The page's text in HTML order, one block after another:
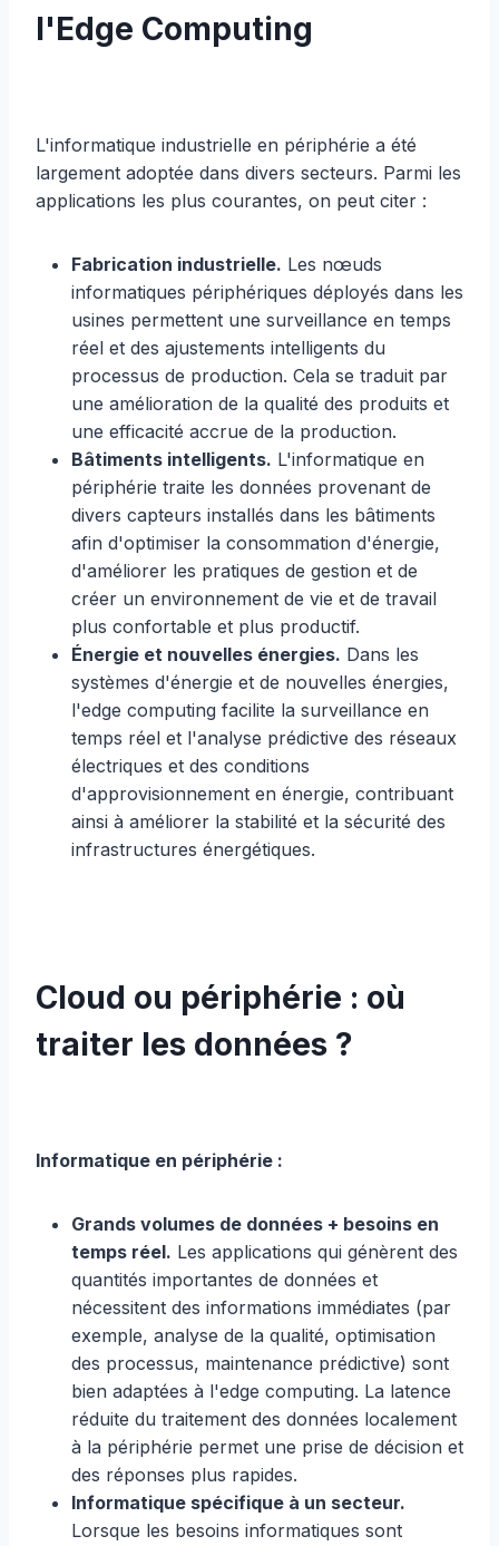
l'Edge Computing
L'informatique industrielle en périphérie a été
largement adoptée dans divers secteurs. Parmi les
applications les plus courantes, on peut citer :
Fabrication industrielle. Les nœuds
informatiques périphériques déployés dans les
usines permettent une surveillance en temps
réel et des ajustements intelligents du
processus de production. Cela se traduit par
une amélioration de la qualité des produits et
une efficacité accrue de la production.
Bâtiments intelligents. L'informatique en
périphérie traite les données provenant de
divers capteurs installés dans les bâtiments
afin d'optimiser la consommation d'énergie,
d'améliorer les pratiques de gestion et de
créer un environnement de vie et de travail
plus confortable et plus productif.
Énergie et nouvelles énergies. Dans les
systèmes d'énergie et de nouvelles énergies,
l'edge computing facilite la surveillance en
temps réel et l'analyse prédictive des réseaux
électriques et des conditions
d'approvisionnement en énergie, contribuant
ainsi à améliorer la stabilité et la sécurité des
infrastructures énergétiques.
Cloud ou périphérie : où
traiter les données ?
Informatique en périphérie :
Grands volumes de données + besoins en
temps réel. Les applications qui génèrent des
quantités importantes de données et
nécessitent des informations immédiates (par
exemple, analyse de la qualité, optimisation
des processus, maintenance prédictive) sont
bien adaptées à l'edge computing. La latence
réduite du traitement des données localement
à la périphérie permet une prise de décision et
des réponses plus rapides.
Informatique spécifique à un secteur.
Lorsque les besoins informatiques sont